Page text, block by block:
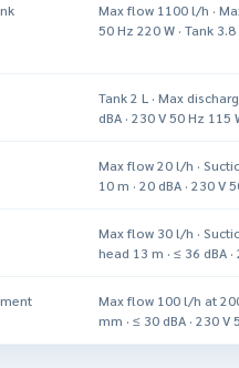
Max flow 1100 l/h ·
50 Hz 220 W · Tank 3.8
Tank 2 L · Max
dBA · 230 V 50 Hz 115
Max flow 20 l/h ·
10 m · 20 dBA · 230 V
Max flow 30 l/h ·
head 13 m · ≤ 36 dBA
Max flow 100 l/h at
mm · ≤ 30 dBA · 230 V